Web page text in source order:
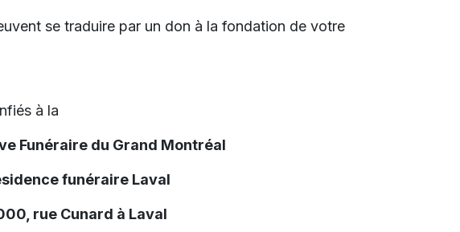
se traduire par un don à la fondation de votre
à la
Funéraire du Grand Montréal
funéraire Laval
rue Cunard à Laval